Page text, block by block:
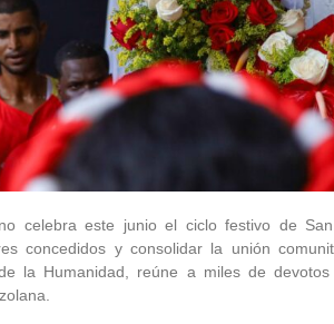
celebra este junio el ciclo festivo de
concedidos y consolidar la unión
la Humanidad, reúne a miles de